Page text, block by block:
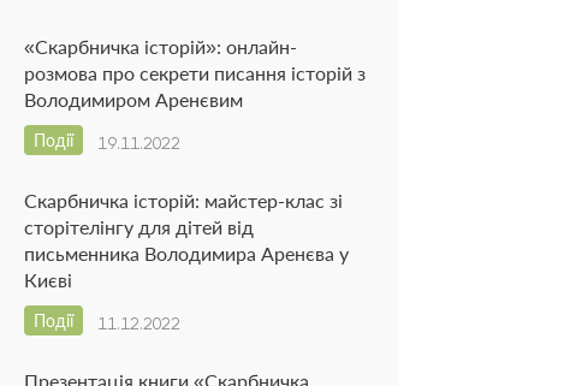
«Скарбничка історій»: онлайн-
розмова про секрети писання історій з
Володимиром Аренєвим
19.11.2022
Події
Скарбничка історій: майстер-клас зі
сторітелінгу для дітей від
письменника Володимира Аренєва у
Києві
11.12.2022
Події
Презентація книги «Скарбничка